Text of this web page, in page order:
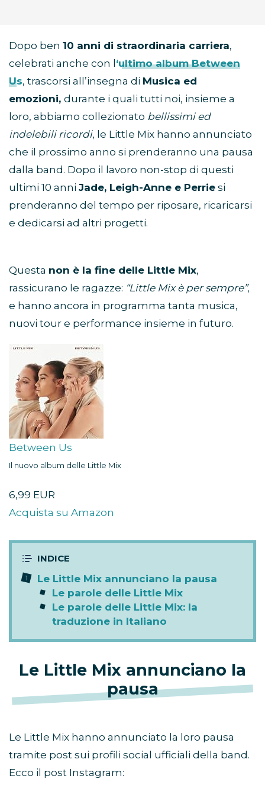
Dopo ben 10 anni di straordinaria carriera,
celebrati anche con l ‘ultimo album Between
Us, trascorsi all’insegna di Musica ed
emozioni, durante i quali tutti noi, insieme a
loro, abbiamo collezionato bellissimi ed
indelebili ricordi, le Little Mix hanno annunciato
che il prossimo anno si prenderanno una pausa
dalla band. Dopo il lavoro non-stop di questi
ultimi 10 anni Jade, Leigh-Anne e Perrie si
prenderanno del tempo per riposare, ricaricarsi
e dedicarsi ad altri progetti.
Questa non è la fine delle Little Mix,
rassicurano le ragazze: “Little Mix è per sempre”,
e hanno ancora in programma tanta musica,
nuovi tour e performance insieme in futuro.
Between Us
Il nuovo album delle Little Mix
6,99 EUR
Acquista su Amazon
Le Little Mix annunciano la pausa
Le parole delle Little Mix
Le parole delle Little Mix: la
traduzione in Italiano
Le Little Mix annunciano la
pausa
Le Little Mix hanno annunciato la loro pausa
tramite post sui profili social ufficiali della band.
Ecco il post Instagram: